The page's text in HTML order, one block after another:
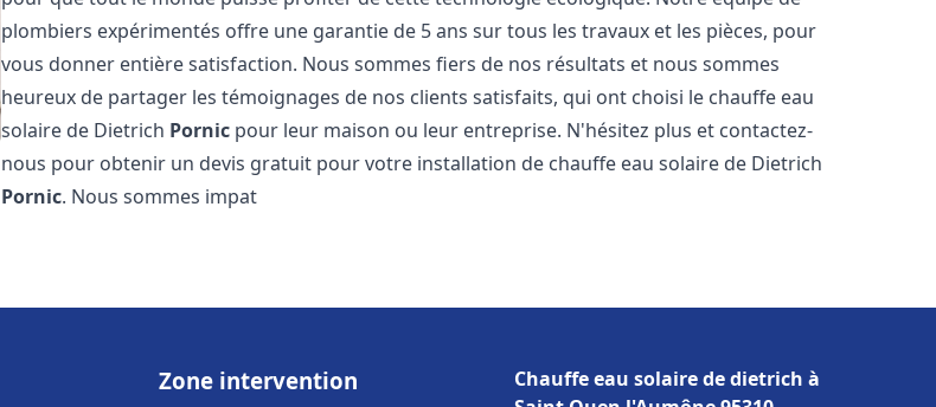
plombiers expérimentés offre une garantie de 5 ans sur tous les travaux et les pièces, pour
vous donner entière satisfaction. Nous sommes fiers de nos résultats et nous sommes
heureux de partager les témoignages de nos clients satisfaits, qui ont choisi le chauffe eau
solaire de Dietrich Pornic pour leur maison ou leur entreprise. N'hésitez plus et contactez-
nous pour obtenir un devis gratuit pour votre installation de chauffe eau solaire de Dietrich
Pornic. Nous sommes impat
Zone intervention
Chauffe eau solaire de dietrich à